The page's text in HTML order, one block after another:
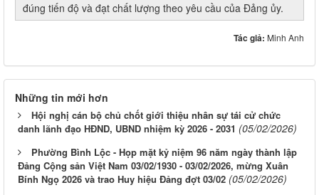
đúng tiến độ và đạt chất lượng theo yêu cầu của Đảng ủy.
Tác giả: Minh Anh
Những tin mới hơn
Hội nghị cán bộ chủ chốt giới thiệu nhân sự tái cử chức
danh lãnh đạo HĐND, UBND nhiệm kỳ 2026 - 2031 (05/02/2026)
Phường Bình Lộc - Họp mặt kỷ niệm 96 năm ngày thành lập
Đảng Cộng sản Việt Nam 03/02/1930 - 03/02/2026, mừng Xuân
Bính Ngọ 2026 và trao Huy hiệu Đảng đợt 03/02 (05/02/2026)